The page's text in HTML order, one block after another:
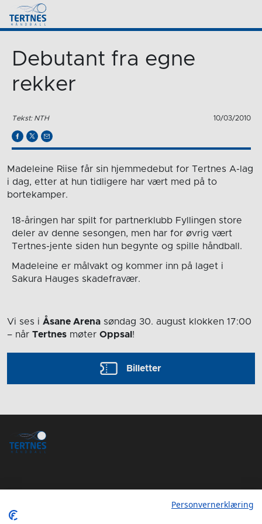
Debutant fra egne
rekker
Tekst: NTH 10/03/2010
Madeleine Riise får sin hjemmedebut for Tertnes A-lag
i dag, etter at hun tidligere har vært med på to
bortekamper.
18-åringen har spilt for partnerklubb Fyllingen store
deler av denne sesongen, men har for øvrig vært
Tertnes-jente siden hun begynte og spille håndball.
Madeleine er målvakt og kommer inn på laget i
Sakura Hauges skadefravær.
Vi ses i Åsane Arena søndag 30. august klokken 17:00
– når Tertnes møter Oppsal !
Billetter
Personvernerklæring